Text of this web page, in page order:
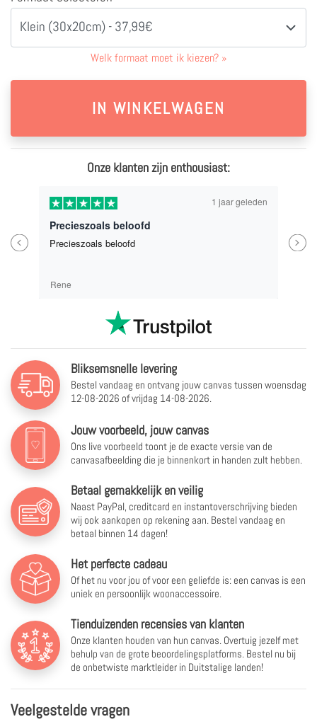
Klein (30x20cm) - 37,99€
Welk formaat moet ik kiezen? »
Onze klanten zijn enthousiast:
Previous
1 jaar geleden
Precieszoals beloofd
Precieszoals beloofd
Rene
Next
Bliksemsnelle levering
Bestel vandaag en ontvang jouw canvas tussen woensdag
12-08-2026 of vrijdag 14-08-2026.
Jouw voorbeeld, jouw canvas
Ons live voorbeeld toont je de exacte versie van de
canvasafbeelding die je binnenkort in handen zult hebben.
Betaal gemakkelijk en veilig
Naast PayPal, creditcard en instantoverschrijving bieden
wij ook aankopen op rekening aan. Bestel vandaag en
betaal binnen 14 dagen!
Het perfecte cadeau
Of het nu voor jou of voor een geliefde is: een canvas is een
uniek en persoonlijk woonaccessoire.
Tienduizenden recensies van klanten
Onze klanten houden van hun canvas. Overtuig jezelf met
behulp van de grote beoordelingsplatforms. Bestel nu bij
de onbetwiste marktleider in Duitstalige landen!
Veelgestelde vragen